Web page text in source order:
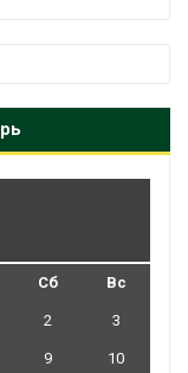
Сб Вс
2 3
9 10